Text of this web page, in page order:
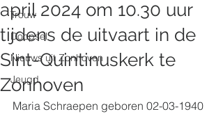
Trouw
Doopsel
Nieuws uit Zonhoven
Jeugd
april 2024 om 10.30 uur
tijdens de uitvaart in de
Sint-Quintinuskerk te
Zonhoven
Maria Schraepen geboren 02-03-1940